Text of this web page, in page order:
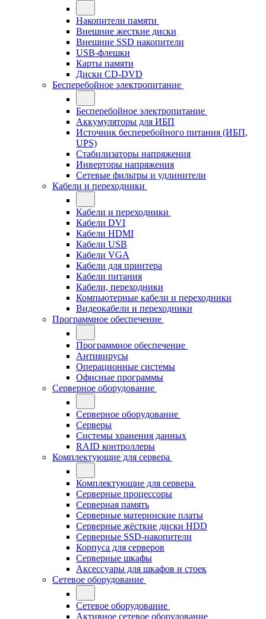
Накопители памяти
Внешние жесткие диски
Внешние SSD накопители
USB-флешки
Карты памяти
Диски CD-DVD
Бесперебойное электропитание
Бесперебойное электропитание
Аккумуляторы для ИБП
Источник бесперебойного питания (ИБП,
UPS)
Стабилизаторы напряжения
Инверторы напряжения
Сетевые фильтры и удлинители
Кабели и переходники
Кабели и переходники
Кабели DVI
Кабели HDMI
Кабели USB
Кабели VGA
Кабели для принтера
Кабели питания
Кабели, переходники
Компьютерные кабели и переходники
Видеокабели и переходники
Программное обеспечение
Программное обеспечение
Антивирусы
Операционные системы
Офисные программы
Серверное оборудование
Серверное оборудование
Серверы
Системы хранения данных
RAID контроллеры
Комплектующие для сервера
Комплектующие для сервера
Серверные процессоры
Серверная память
Серверные материнские платы
Серверные жёсткие диски HDD
Серверные SSD-накопители
Корпуса для серверов
Серверные шкафы
Аксессуары для шкафов и стоек
Сетевое оборудование
Сетевое оборудование
Активное сетевое оборудование